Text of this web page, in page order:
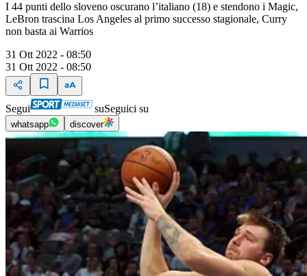
I 44 punti dello sloveno oscurano l’italiano (18) e stendono i Magic,
LeBron trascina Los Angeles al primo successo stagionale, Curry
non basta ai Warrios
31 Ott 2022 - 08:50
31 Ott 2022 - 08:50
Segui suSeguici su
whatsapp discover